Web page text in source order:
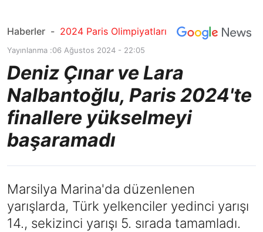
Haberler - 2024 Paris Olimpiyatları
Yayınlanma :06 Ağustos 2024 - 22:05
Deniz Çınar ve Lara
Nalbantoğlu, Paris 2024'te
finallere yükselmeyi
başaramadı
Marsilya Marina'da düzenlenen
yarışlarda, Türk yelkenciler yedinci yarışı
14., sekizinci yarışı 5. sırada tamamladı.